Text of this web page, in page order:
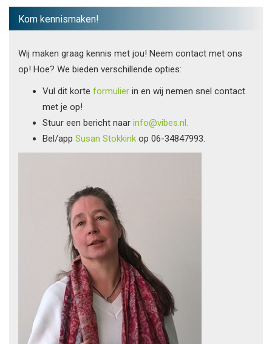
Kom kennismaken!
Wij maken graag kennis met jou! Neem contact met ons
op! Hoe? We bieden verschillende opties:
Vul dit korte formulier in en wij nemen snel contact
met je op!
Stuur een bericht naar info@vibes.nl.
Bel/app Susan Stokkink op 06-34847993.